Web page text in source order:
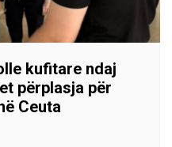
kufitare ndaj
përplasja për
Ceuta